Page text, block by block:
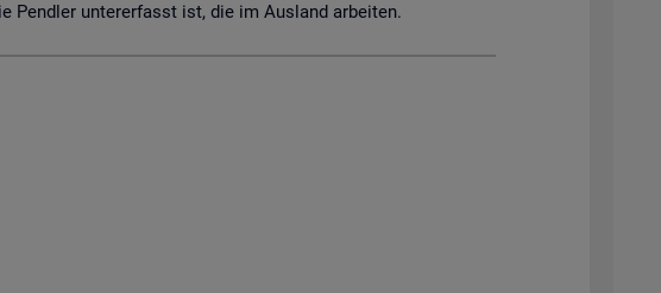
Pendler untererfasst ist, die im Ausland arbeiten.